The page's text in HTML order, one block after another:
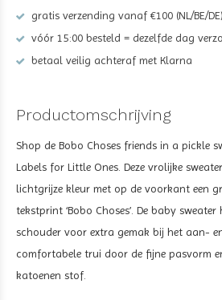
gratis verzending vanaf €100 (NL/BE/DE)
vóór 15:00 besteld = dezelfde dag
betaal veilig achteraf met Klarna
Productomschrijving
Shop de Bobo Choses friends in a pickle
Labels for Little Ones. Deze vrolijke
lichtgrijze kleur met op de voorkant een
tekstprint ‘Bobo Choses’. De baby
schouder voor extra gemak bij het aan-
comfortabele trui door de fijne pasvorm
katoenen stof.